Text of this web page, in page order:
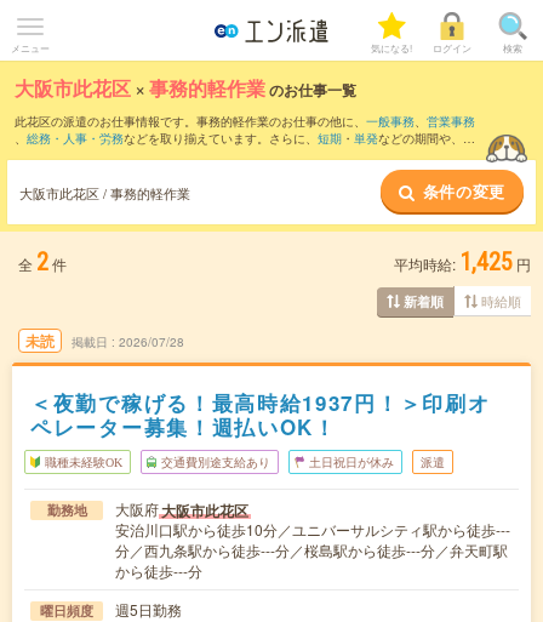
メニュー 気になる! ログイン 検索
大阪市此花区 ×事務的軽作業のお仕事一覧
此花区の派遣のお仕事情報です。事務的軽作業のお仕事の他に、 一般事務、 営業事務
、 総務・人事・労務などを取り揃えています。さらに、 短期 ・ 単発などの期間や、 職
大阪市此花区 / 事務的軽作業 条件の変更
全 2件 平均時給: 1,425 円
新着順 時給順
未読 掲載日 2026/07/28
＜夜勤で稼げる！最高時給1937円！＞印刷オ
ペレーター募集！週払いOK！
職種未経験OK 交通費別途支給あり 土日祝日が休み 派遣
勤務地 大阪府大阪市此花区
安治川口駅から徒歩10分／ユニバーサルシティ駅から徒歩---
分／西九条駅から徒歩---分／桜島駅から徒歩---分／弁天町駅
から徒歩---分
曜日頻度 週5日勤務